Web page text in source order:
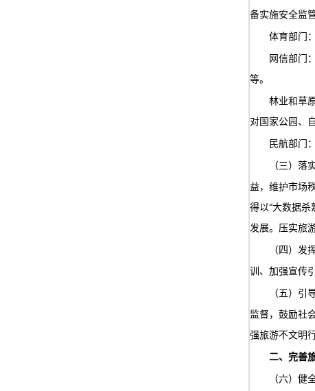
备实施安全监管
体育部门
网信部门
等。
林业和草
对国家公园、
民航部门
（三）落
益，维护市场
得以“大数据
发展。压实旅
（四）发
训、加强宣传
（五）引
监督，鼓励社
强旅游不文明
二、完善
（六）健